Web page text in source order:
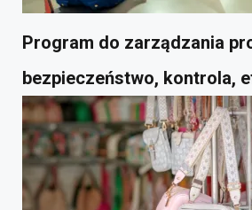
Program do zarządzania
bezpieczeństwo, kontrola,